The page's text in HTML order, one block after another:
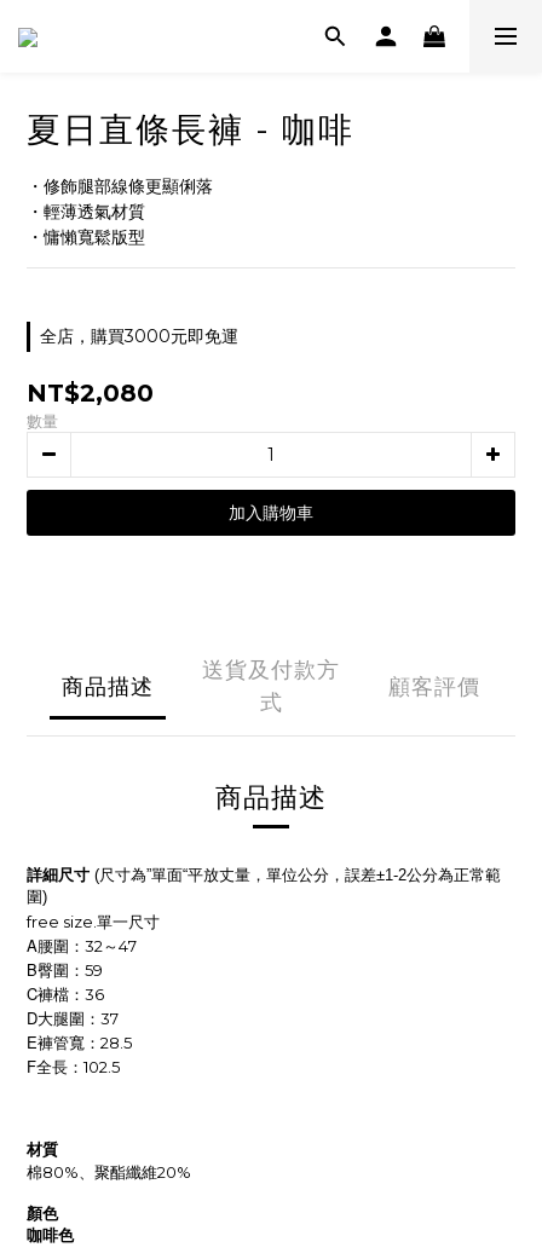
夏日直條長褲 - 咖啡
・修飾腿部線條更顯俐落
・輕薄透氣材質
・慵懶寬鬆版型
全店，購買3000元即免運
NT$2,080
數量
加入購物車
商品描述
送貨及付款方
式
顧客評價
商品描述
詳細尺寸 (尺寸為”單面“平放丈量，單位公分，誤差±1-2公分為正常範
圍)
free size. 單一尺寸
A腰圍：32～47
B臀圍：59
C褲檔：36
D大腿圍：37
E褲管寬：28.5
F全長：102.5
材質
棉80%、聚酯纖維20%
顏色
咖啡色